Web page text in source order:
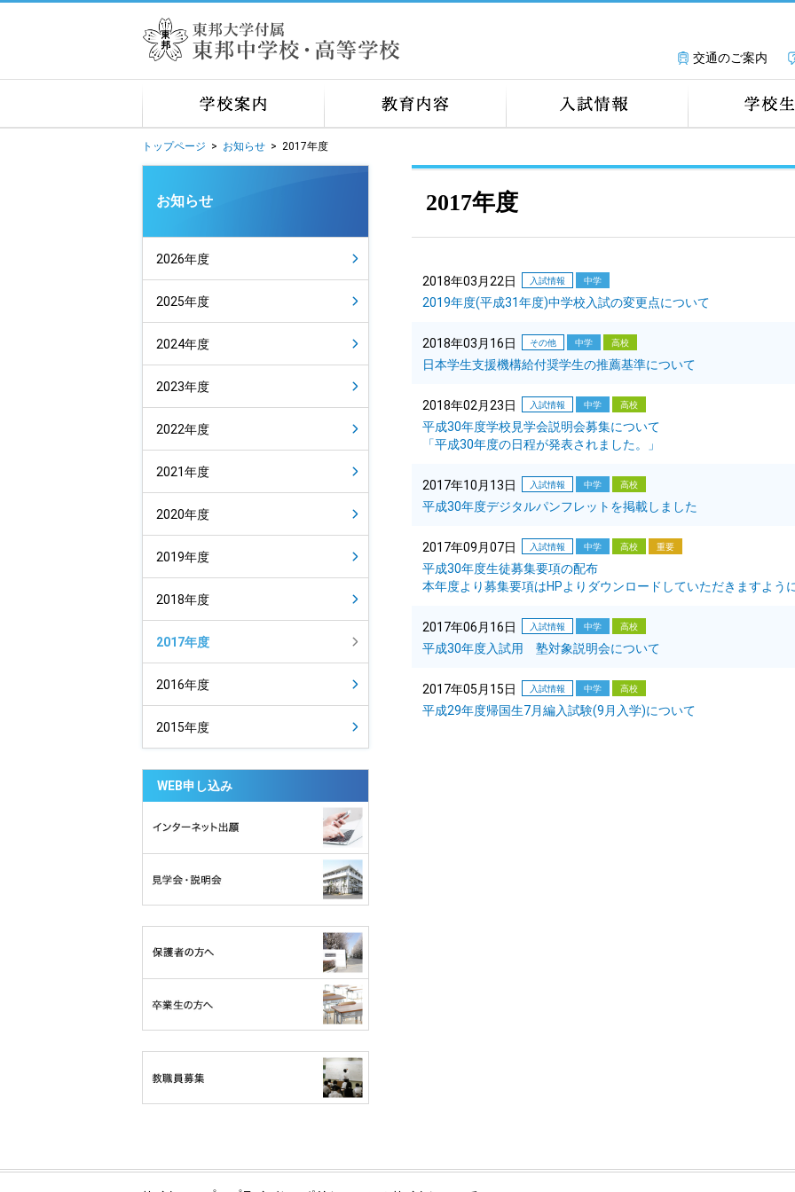
交通のご案内
トップページ > お知らせ > 2017年度
2017年度
2018年03月22日 入試情報 中学
2019年度(平成31年度)中学校入試の変更点について
2018年03月16日 その他 中学 高校
日本学生支援機構給付奨学生の推薦基準について
2018年02月23日 入試情報 中学 高校
平成30年度学校見学会説明会募集について
「平成30年度の日程が発表されました。」
2017年10月13日 入試情報 中学 高校
平成30年度デジタルパンフレットを掲載しました
2017年09月07日 入試情報 中学 高校 重要
平成30年度生徒募集要項の配布
本年度より募集要項はHPよりダウンロードしていただきますよう
2017年06月16日 入試情報 中学 高校
平成30年度入試用 塾対象説明会について
2017年05月15日 入試情報 中学 高校
平成29年度帰国生7月編入試験(9月入学)について
お知らせ
2026年度
2025年度
2024年度
2023年度
2022年度
2021年度
2020年度
2019年度
2018年度
2017年度
2016年度
2015年度
WEB申し込み